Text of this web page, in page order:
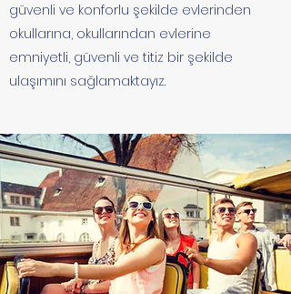
güvenli ve konforlu şekilde evlerinden
okullarına, okullarından evlerine
emniyetli, güvenli ve titiz bir şekilde
ulaşımını sağlamaktayız.